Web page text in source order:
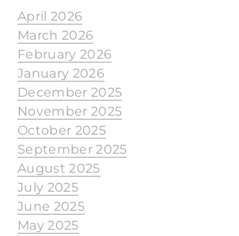
April 2026
March 2026
February 2026
January 2026
December 2025
November 2025
October 2025
September 2025
August 2025
July 2025
June 2025
May 2025